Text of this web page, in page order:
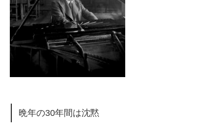
晩年の30年間は沈黙